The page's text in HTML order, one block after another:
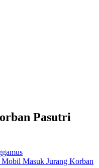
Pasutri
Mobil Masuk Jurang Korban